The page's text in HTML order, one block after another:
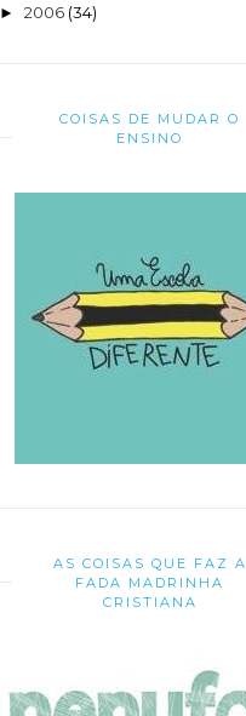
► 2006 (34)
COISAS DE MUDAR O
ENSINO
AS COISAS QUE FAZ A
FADA MADRINHA
CRISTIANA